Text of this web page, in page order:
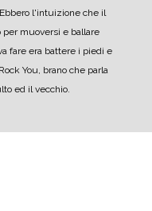
l'intuizione che il
per muoversi e ballare
fare era battere i piedi e
You, brano che parla
ed il vecchio.